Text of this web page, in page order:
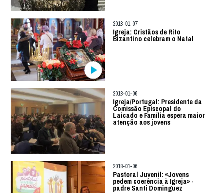
2018-01-07
Igreja: Cristãos de Rito
Bizantino celebram o Natal
2018-01-06
Igreja/Portugal: Presidente da
Comissão Episcopal do
Laicado e Família espera maior
atenção aos jovens
2018-01-06
Pastoral Juvenil: «Jovens
pedem coerência à Igreja» -
padre Santi Dominguez